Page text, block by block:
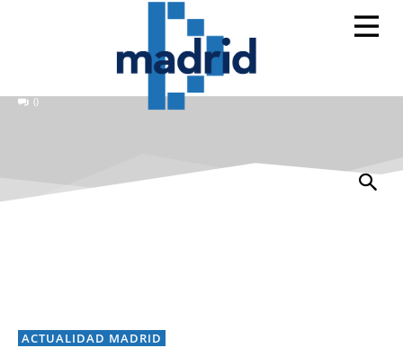
0
ACTUALIDAD MADRID